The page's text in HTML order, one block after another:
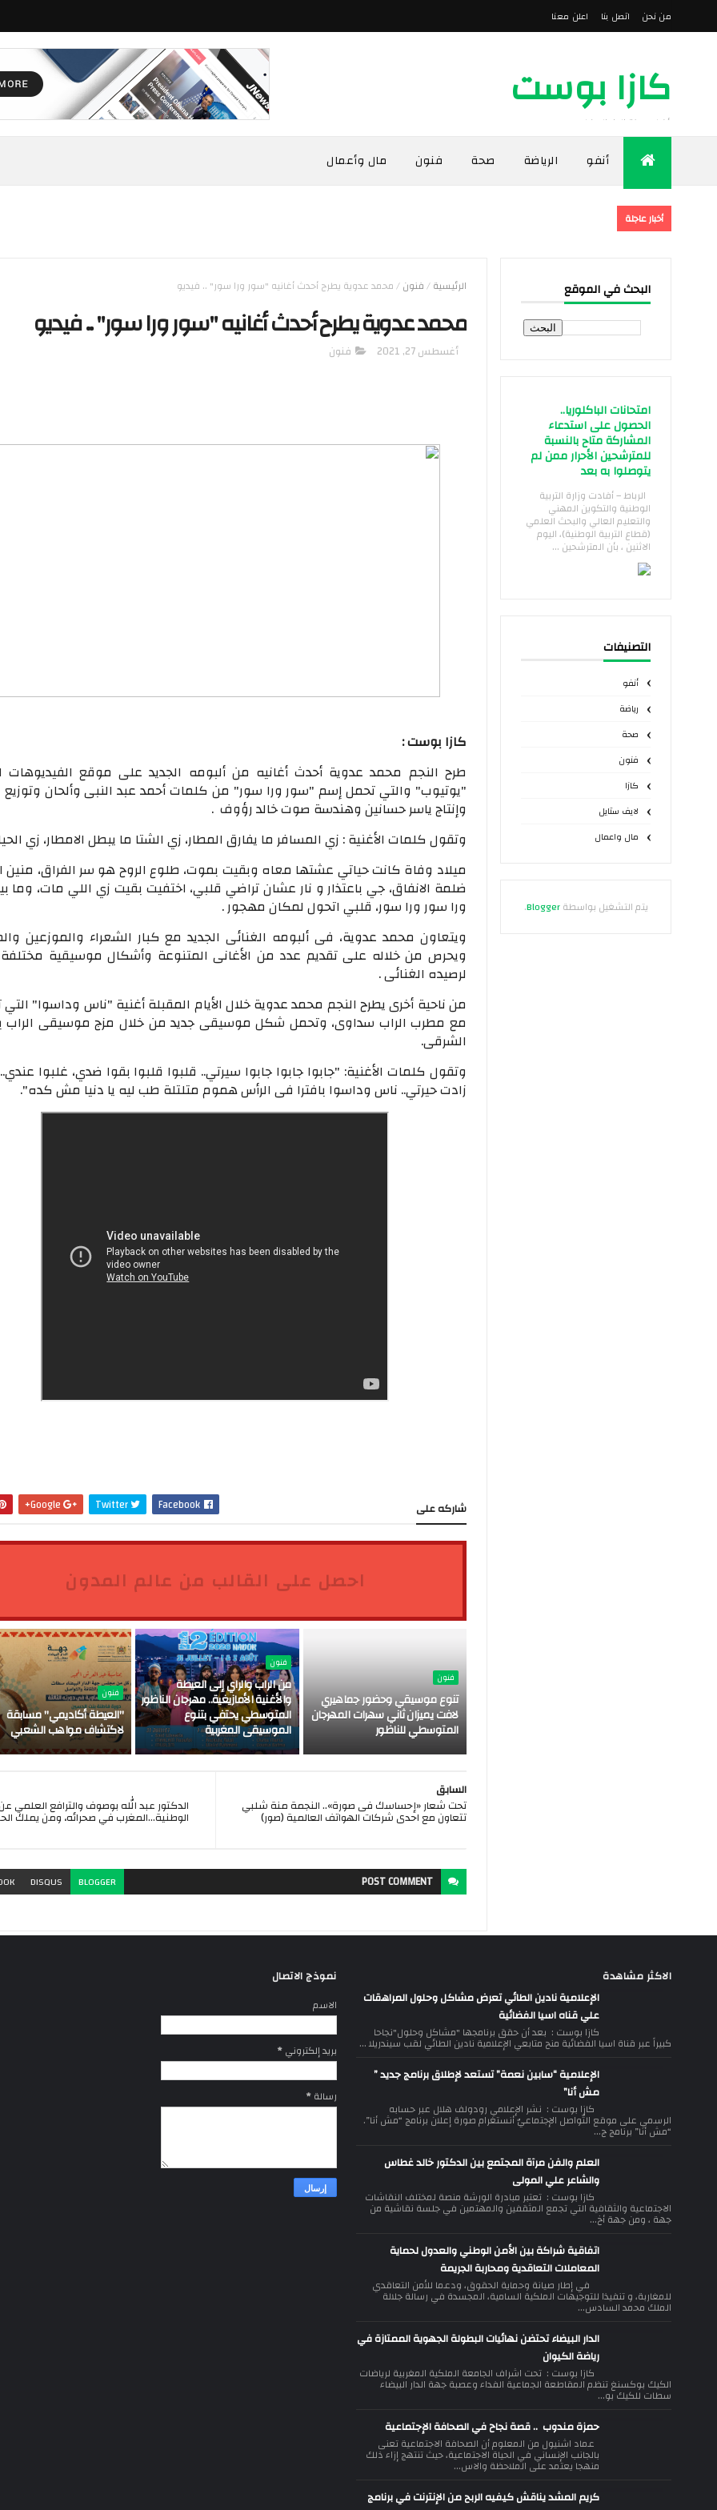
من نحن اتصل بنا اعلن معنا
كازا بوست
أخبار مدينة الدار البيضاء
أنفو الرياضة صحة فنون مال وأعمال
أخبار عاجلة
البحث في الموقع
امتحانات الباكلوريا..
الحصول على استدعاء
المشاركة متاح بالنسبة
للمترشحين الأحرار ممن لم
يتوصلوا به بعد
الرباط – أفادت وزارة التربية
الوطنية والتكوين المهني
والتعليم العالي والبحث العلمي
(قطاع التربية الوطنية)، اليوم
الاثنين ، بأن المترشحين ...
التصنيفات
أنفو
رياضة
صحة
فنون
كازا
لايف ستايل
مال واعمال
يتم التشغيل بواسطةBlogger
.
الرئيسية/فنون/محمد عدوية يطرح أحدث أغانيه "سور ورا سور" .. فيديو
محمد عدوية يطرح أحدث أغانيه "سور ورا سور" .. فيديو
أغسطس 27, 2021 فنون
كازا بوست :
طرح النجم محمد عدوية أحدث أغانيه من ألبومه الجديد على موقع الفيديوهات
"يوتيوب" والتي تحمل إسم "سور ورا سور" من كلمات أحمد عبد النبى وألحان
وإنتاج ياسر حسانين وهندسة صوت خالد رؤوف .
وتقول كلمات الأغنية : زي المسافر ما يفارق المطار، زي الشتا ما يبطل الامطار، زي
ميلاد وفاة كانت حياتي عشتها معاه وبقيت بموت، طلوع الروح هو سر الفراق،
ضلمة الانفاق، جي باعتذار و نار عشان تراضي قلبي، اختفيت بقيت زي اللي مات، وما
ورا سور ورا سور، قلبي اتحول لمكان مهجور .
ويتعاون محمد عدوية، فى ألبومه الغنائى الجديد مع كبار الشعراء والموزعين
ويحرص من خلاله على تقديم عدد من الأغانى المتنوعة وأشكال موسيقية
لرصيده الغنائى .
من ناحية أخرى يطرح النجم محمد عدوية خلال الأيام المقبلة أغنية "ناس وداسوا"
مع مطرب الراب سداوى، وتحمل شكل موسيقى جديد من خلال مزج موسيقى الراب
الشرقى.
وتقول كلمات الأغنية: "جابوا جابوا جابوا سيرتي.. قلبوا قلبوا بقوا ضدي، غلبوا
زادت حيرتي.. ناس وداسوا بافترا فى الرأس هموم متلتلة طب ليه يا دنيا مش كده".
شاركه على Facebook
Twitter
احصل على القالب من عالم المدون
فنون
تنوع موسيقي وحضور جماهيري
لافت يميزان ثاني سهرات المهرجان
المتوسطي للناظور
فنون
من الراب والراي إلى العيطة
والأغنية الأمازيغية.. مهرجان الناظور
المتوسطي يحتفي بتنوع
الموسيقى المغربية
فنون
"العيطة أكاديمي" مسابقة
لاكتشاف مواهب الشعبي
الدكتور عبد الله بوصوف والترافع العلمي
الوطنية...المغرب في صحرائه، ومن يملك
السابق
تحت شعار «إحساسك فى صورة».. النجمة منة شلبي
تتعاون مع احدى شركات الهواتف العالمية (صور)
POSTCOMMENT
BLOGGER
DISQUS
الاكثر مشاهدة
الإعلامية نادين الطائي تعرض مشاكل وحلول المراهقات
علي قناه اسيا الفضائية
كازا بوست : بعد أن حقق برنامجها "مشاكل وحلول"نجاحا
كبيراً عبر قناة اسيا الفضائية منح متابعي الإعلامية نادين الطائي لقب سيندريلا ...
الإعلامية “سابين نعمة” تستعد لإطلاق برنامج جديد ”
مش أنا”
كازا بوست : نشر الإعلامي رودولف هلال عبر حسابه
الرسمي على موقع التّواصل الإجتماعيّ أنستغرام صورة إعلان برنامج “مش أنا”.
“مش أنا” برنامج ج...
العلم والفن مرآة المجتمع بين الدكتور خالد غطاس
والشاعر علي المولى
كازا بوست : تعتبر مبادرة الورشة منصة لمختلف النقاشات
الاجتماعية والثقافية التي تجمع المثقفين والمهتمين في جلسة نقاشية من
جهة ، ومن جهة أخ...
اتفاقية شراكة بين الأمن الوطني والعدول لحماية
المعاملات التعاقدية ومحاربة الجريمة
في إطار صيانة وحماية الحقوق، ودعما للأمن التعاقدي
للمغاربة، و تنفيذا للتوجيهات الملكية السامية، المجسدة في رسالة جلالة
الملك محمد السادس...
الدار البيضاء تحتضن نهائيات البطولة الجهوية الممتازة في
رياضة الكيوان
كازا بوست : تحت اشراف الجامعة الملكية المغربية لرياضات
الكيك بوكسنغ تنظم المقاطعة الجماعية الفداء وعصبة جهة الدار البيضاء
سطات للكيك بو...
حمزة مندوب .. قصة نجاح في الصحافة الإجتماعية
عماد اشنيول من المعلوم أن الصحافة الاجتماعية تعنى
بالجانب الإنساني في الحياة الاجتماعية، حيث تنتهج إزاء ذلك
منهجا يعتمد على الملاحظة والاس...
كريم المشد يناقش كيفيه الربح من الإنترنت في برنامج
نموذج الاتصال
الاسم
بريد إلكتروني*
رسالة*